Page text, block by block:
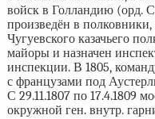
войск в Голландию (орд.
произведён в
Чугуевского казачьего
майоры и назначен
инспекции. В 1805,
с французами под
С 29.11.1807 по 17.4.1809
окружной ген. внутр.